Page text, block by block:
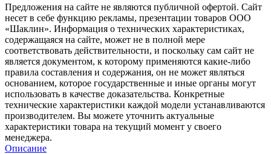
Предложения на сайте не являются публичной офертой. Сайт
несет в себе функцию рекламы, презентации товаров ООО
«Шаклин». Информация о технических характеристиках,
содержащаяся на сайте, может не в полной мере
соответствовать действительности, и поскольку сам сайт не
является документом, к которому применяются какие-либо
правила составления и содержания, он не может являться
основанием, которое государственные и иные органы могут
использовать в качестве доказательства. Конкретные
технические характеристики каждой модели устанавливаются
производителем. Вы можете уточнить актуальные
характеристики товара на текущий момент у своего
менеджера.
Описание